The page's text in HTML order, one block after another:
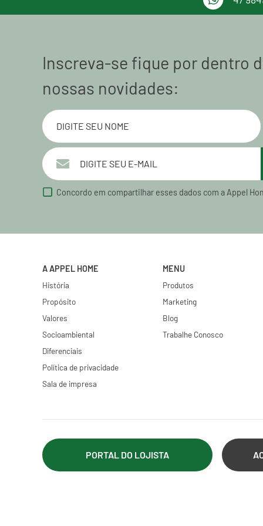
Inscreva-se fique por dentro
nossas novidades:
Concordo em compartilhar esses dados com a Appel
A APPEL HOME
História
Propósito
Valores
Socioambiental
Diferenciais
Política de privacidade
Sala de impresa
MENU
Produtos
Marketing
Blog
Trabalhe Conosco
PORTAL DO LOJISTA